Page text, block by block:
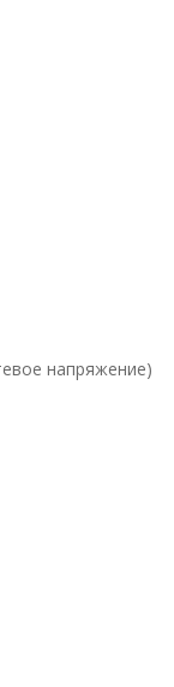
напряжение)